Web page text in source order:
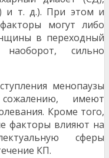
и т. д.). При этом и
могут либо
в переходный
сильно
менопаузы
имеют
Кроме того,
факторы влияют на
сферы
КП.